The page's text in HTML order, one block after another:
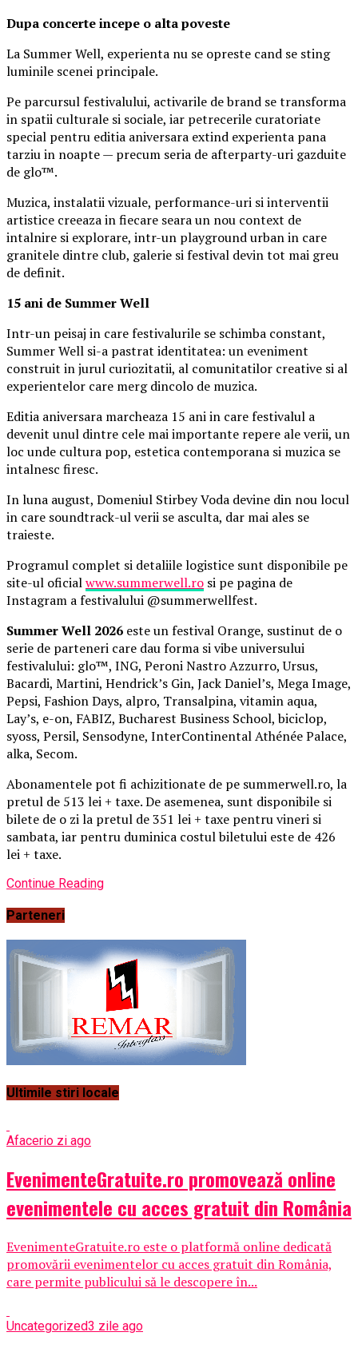
Dupa concerte incepe o alta poveste
La Summer Well, experienta nu se opreste cand se sting
luminile scenei principale.
Pe parcursul festivalului, activarile de brand se transforma
in spatii culturale si sociale, iar petrecerile curatoriate
special pentru editia aniversara extind experienta pana
tarziu in noapte — precum seria de afterparty-uri gazduite
de glo™.
Muzica, instalatii vizuale, performance-uri si interventii
artistice creeaza in fiecare seara un nou context de
intalnire si explorare, intr-un playground urban in care
granitele dintre club, galerie si festival devin tot mai greu
de definit.
15 ani de Summer Well
Intr-un peisaj in care festivalurile se schimba constant,
Summer Well si-a pastrat identitatea: un eveniment
construit in jurul curiozitatii, al comunitatilor creative si al
experientelor care merg dincolo de muzica.
Editia aniversara marcheaza 15 ani in care festivalul a
devenit unul dintre cele mai importante repere ale verii, un
loc unde cultura pop, estetica contemporana si muzica se
intalnesc firesc.
In luna august, Domeniul Stirbey Voda devine din nou locul
in care soundtrack-ul verii se asculta, dar mai ales se
traieste.
Programul complet si detaliile logistice sunt disponibile pe
site-ul oficialwww.summerwell.ro si pe pagina de
Instagram a festivalului @summerwellfest.
Summer Well 2026 este un festival Orange, sustinut de o
serie de parteneri care dau forma si vibe universului
festivalului: glo™, ING, Peroni Nastro Azzurro, Ursus,
Bacardi, Martini, Hendrick’s Gin, Jack Daniel’s, Mega Image,
Pepsi, Fashion Days, alpro, Transalpina, vitamin aqua,
Lay’s, e-on, FABIZ, Bucharest Business School, biciclop,
syoss, Persil, Sensodyne, InterContinental Athénée Palace,
alka, Secom.
Abonamentele pot fi achizitionate de pe summerwell.ro, la
pretul de 513 lei + taxe. De asemenea, sunt disponibile si
bilete de o zi la pretul de 351 lei + taxe pentru vineri si
sambata, iar pentru duminica costul biletului este de 426
lei + taxe.
Continue Reading
Parteneri
Ultimile stiri locale
Afacerio zi ago
EvenimenteGratuite.ro promovează online
evenimentele cu acces gratuit din România
EvenimenteGratuite.ro este o platformă online dedicată
promovării evenimentelor cu acces gratuit din România,
care permite publicului să le descopere în...
Uncategorized3 zile ago